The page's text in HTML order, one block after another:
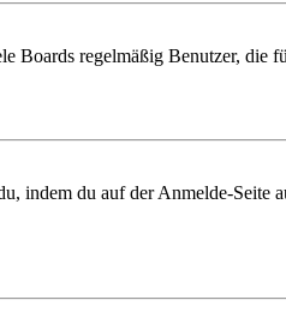
Boards regelmäßig Benutzer, die
indem du auf der Anmelde-Seite